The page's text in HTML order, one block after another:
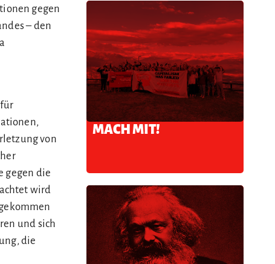
gegen
– den
von
gegen die
wird
und sich
die
MACH MIT!